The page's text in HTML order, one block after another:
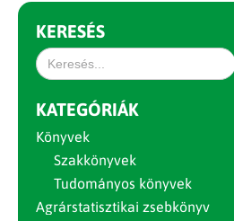
KERESÉS
Search
for:
KATEGÓRIÁK
Könyvek
Szakkönyvek
Tudományos könyvek
Agrárstatisztikai zsebkönyv